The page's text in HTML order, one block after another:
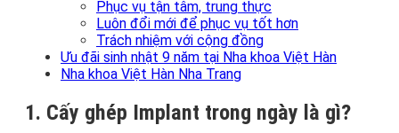
Phục vụ tận tâm, trung thực
Luôn đổi mới để phục vụ tốt hơn
Trách nhiệm với cộng đồng
Ưu đãi sinh nhật 9 năm tại Nha khoa Việt Hàn
Nha khoa Việt Hàn Nha Trang
1. Cấy ghép Implant trong ngày là gì?